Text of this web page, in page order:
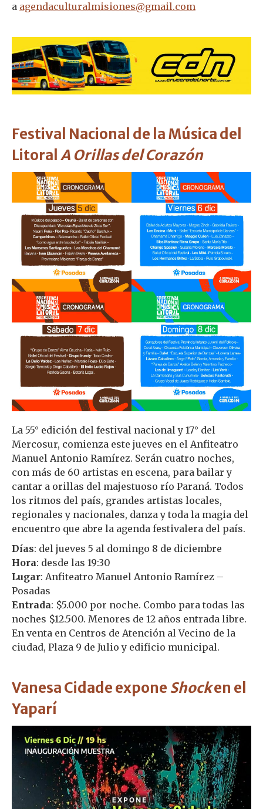
a agendaculturalmisiones@gmail.com
Festival Nacional de la Música del
LitoralA Orillas del Corazón
La 55° edición del festival nacional y 17° del
Mercosur, comienza este jueves en el Anfiteatro
Manuel Antonio Ramírez. Serán cuatro noches,
con más de 60 artistas en escena, para bailar y
cantar a orillas del majestuoso río Paraná. Todos
los ritmos del país, grandes artistas locales,
regionales y nacionales, danza y toda la magia del
encuentro que abre la agenda festivalera del país.
Días: del jueves 5 al domingo 8 de diciembre
Hora: desde las 19:30
Lugar: Anfiteatro Manuel Antonio Ramírez –
Posadas
Entrada: $5.000 por noche. Combo para todas las
noches $12.500. Menores de 12 años entrada libre.
En venta en Centros de Atención al Vecino de la
ciudad, Plaza 9 de Julio y edificio municipal.
Vanesa Cidade expone Shocken el
Yaparí